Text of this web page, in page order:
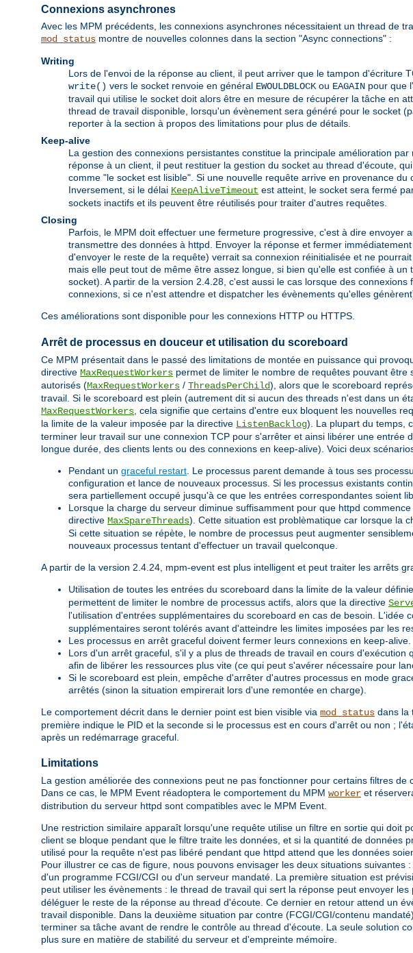
Connexions asynchrones
Avec les MPM précédents, les connexions asynchrones nécessitaient un thread de
mod_status montre de nouvelles colonnes dans la section "Async connections" :
Writing
Lors de l'envoi de la réponse au client, il peut arriver que le tampon d'écriture
write() vers le socket renvoie en général EWOULDBLOCKou EAGAIN pour que
travail qui utilise le socket doit alors être en mesure de récupérer la tâche en
thread de travail disponible, lorsqu'un évènement sera généré pour le socket
reporter à la section à propos des limitations pour plus de détails.
Keep-alive
La gestion des connexions persistantes constitue la principale amélioration
réponse à un client, il peut restituer la gestion du socket au thread d'écoute,
comme "le socket est lisible". Si une nouvelle requête arrive en provenance
Inversement, si le délai KeepAliveTimeout est atteint, le socket sera fermé
sockets inactifs et ils peuvent être réutilisés pour traiter d'autres requêtes.
Closing
Parfois, le MPM doit effectuer une fermeture progressive, c'est à dire
transmettre des données à httpd. Envoyer la réponse et fermer
d'envoyer le reste de la requête) verrait sa connexion réinitialisée et ne
mais elle peut tout de même être assez longue, si bien qu'elle est confiée à
socket). A partir de la version 2.4.28, c'est aussi le cas lorsque des
connexions, si ce n'est attendre et dispatcher les évènements qu'elles
Ces améliorations sont disponible pour les connexions HTTP ou HTTPS.
Arrêt de processus en douceur et utilisation du scoreboard
Ce MPM présentait dans le passé des limitations de montée en puissance qui
directive MaxRequestWorkers permet de limiter le nombre de requêtes pouvant
autorisés (MaxRequestWorkers / ThreadsPerChild), alors que le scoreboard
travail. Si le scoreboard est plein (autrement dit si aucun des threads n'est dans un
MaxRequestWorkers , cela signifie que certains d'entre eux bloquent les nouvelles
la limite de la valeur imposée par la directive ListenBacklog). La plupart du temps,
terminer leur travail sur une connexion TCP pour s'arrêter et ainsi libérer une
longue durée, des clients lents ou des connexions en keep-alive). Voici deux
Pendant un graceful restart . Le processus parent demande à tous ses
configuration et lance de nouveaux processus. Si les processus existants
sera partiellement occupé jusqu'à ce que les entrées correspondantes soient
Lorsque la charge du serveur diminue suffisamment pour que httpd
directive MaxSpareThreads). Cette situation est problèmatique car lorsque la
Si cette situation se répète, le nombre de processus peut augmenter
nouveaux processus tentant d'effectuer un travail quelconque.
A partir de la version 2.4.24, mpm-event est plus intelligent et peut traiter les arrêts
Utilisation de toutes les entrées du scoreboard dans la limite de la valeur
permettent de limiter le nombre de processus actifs, alors que la directive
l'utilisation d'entrées supplémentaires du scoreboard en cas de besoin. L'idée
supplémentaires seront tolérés avant d'atteindre les limites imposées par les
Les processus en arrêt graceful doivent fermer leurs connexions en keep-alive.
Lors d'un arrêt graceful, s'il y a plus de threads de travail en cours
afin de libérer les ressources plus vite (ce qui peut s'avérer nécessaire pour
Si le scoreboard est plein, empêche d'arrêter d'autres processus en mode
arrêtés (sinon la situation empirerait lors d'une remontée en charge).
Le comportement décrit dans le dernier point est bien visible via mod_status dans la
première indique le PID et la seconde si le processus est en cours d'arrêt ou non ;
après un redémarrage graceful.
Limitations
La gestion améliorée des connexions peut ne pas fonctionner pour certains filtres
Dans ce cas, le MPM Event réadoptera le comportement du MPM worker et
distribution du serveur httpd sont compatibles avec le MPM Event.
Une restriction similaire apparaît lorsqu'une requête utilise un filtre en sortie qui doit
client se bloque pendant que le filtre traite les données, et si la quantité de
utilisé pour la requête n'est pas libéré pendant que httpd attend que les données
Pour illustrer ce cas de figure, nous pouvons envisager les deux situations
d'un programme FCGI/CGI ou d'un serveur mandaté. La première situation est
peut utiliser les évènements : le thread de travail qui sert la réponse peut envoyer
déléguer le reste de la réponse au thread d'écoute. Ce dernier en retour attend un
travail disponible. Dans la deuxième situation par contre (FCGI/CGI/contenu
terminer sa tâche avant de rendre le contrôle au thread d'écoute. La seule solution
plus sure en matière de stabilité du serveur et d'empreinte mémoire.